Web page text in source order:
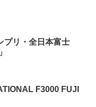
プリ・全日本富士
F3000 FUJI